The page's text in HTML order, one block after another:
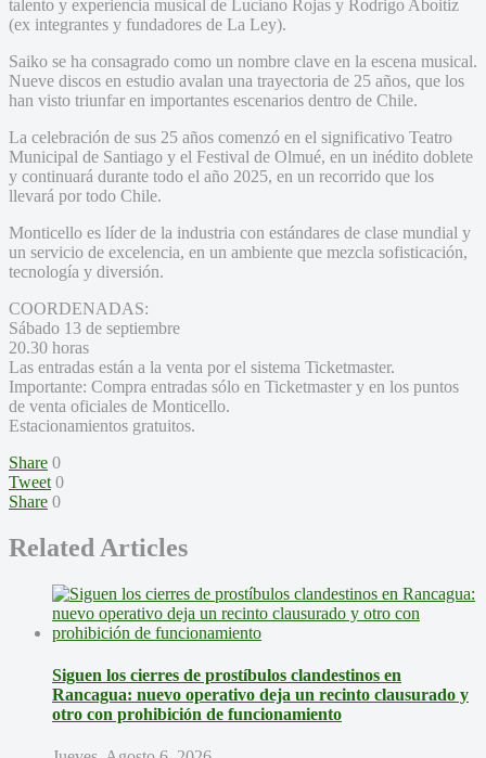
talento y experiencia musical de Luciano Rojas y Rodrigo Aboitiz
(ex integrantes y fundadores de La Ley).
Saiko se ha consagrado como un nombre clave en la escena musical.
Nueve discos en estudio avalan una trayectoria de 25 años, que los
han visto triunfar en importantes escenarios dentro de Chile.
La celebración de sus 25 años comenzó en el significativo Teatro
Municipal de Santiago y el Festival de Olmué, en un inédito doblete
y continuará durante todo el año 2025, en un recorrido que los
llevará por todo Chile.
Monticello es líder de la industria con estándares de clase mundial y
un servicio de excelencia, en un ambiente que mezcla sofisticación,
tecnología y diversión.
COORDENADAS:
Sábado 13 de septiembre
20.30 horas
Las entradas están a la venta por el sistema Ticketmaster.
Importante: Compra entradas sólo en Ticketmaster y en los puntos
de venta oficiales de Monticello.
Estacionamientos gratuitos.
Share 0
Tweet 0
Share 0
Related Articles
Siguen los cierres de prostíbulos clandestinos en
Rancagua: nuevo operativo deja un recinto clausurado y
otro con prohibición de funcionamiento